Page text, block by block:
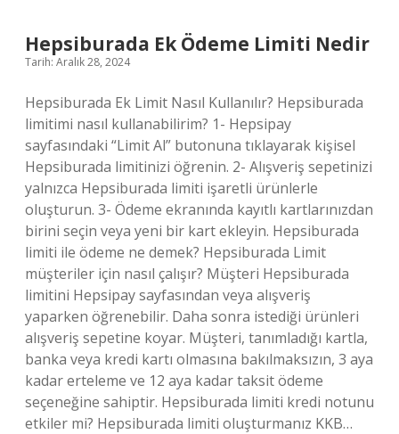
Hepsiburada Ek Ödeme Limiti Nedir
Tarih: Aralık 28, 2024
Hepsiburada Ek Limit Nasıl Kullanılır? Hepsiburada
limitimi nasıl kullanabilirim? 1- Hepsipay
sayfasındaki “Limit Al” butonuna tıklayarak kişisel
Hepsiburada limitinizi öğrenin. 2- Alışveriş sepetinizi
yalnızca Hepsiburada limiti işaretli ürünlerle
oluşturun. 3- Ödeme ekranında kayıtlı kartlarınızdan
birini seçin veya yeni bir kart ekleyin. Hepsiburada
limiti ile ödeme ne demek? Hepsiburada Limit
müşteriler için nasıl çalışır? Müşteri Hepsiburada
limitini Hepsipay sayfasından veya alışveriş
yaparken öğrenebilir. Daha sonra istediği ürünleri
alışveriş sepetine koyar. Müşteri, tanımladığı kartla,
banka veya kredi kartı olmasına bakılmaksızın, 3 aya
kadar erteleme ve 12 aya kadar taksit ödeme
seçeneğine sahiptir. Hepsiburada limiti kredi notunu
etkiler mi? Hepsiburada limiti oluşturmanız KKB…